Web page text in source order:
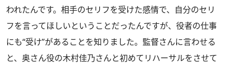
われたんです。相手のセリフを受けた感情で、自分のセリ
フを言ってほしいということだったんですが、役者の仕事
にも“受け”があることを知りました。監督さんに言わせる
と、奥さん役の木村佳乃さんと初めてリハーサルをさせて